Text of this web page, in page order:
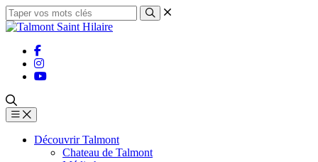
Découvrir Talmont
Chateau de Talmont